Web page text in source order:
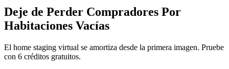
Deje de Perder Compradores Por
Habitaciones Vacías
El home staging virtual se amortiza desde la primera imagen. Pruebe
con 6 créditos gratuitos.